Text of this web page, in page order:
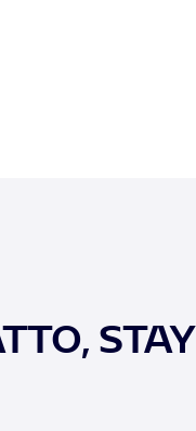
STAY